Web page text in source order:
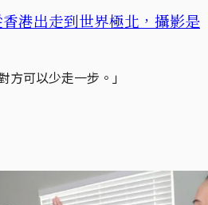
港出走到世界極北，攝影是
方可以少走一步。」